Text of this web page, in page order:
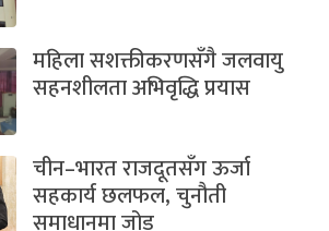
महिला सशक्तीकरणसँगै जलवायु
सहनशीलता अभिवृद्धि प्रयास
चीन–भारत राजदूतसँग ऊर्जा
सहकार्य छलफल, चुनौती
समाधानमा जोड